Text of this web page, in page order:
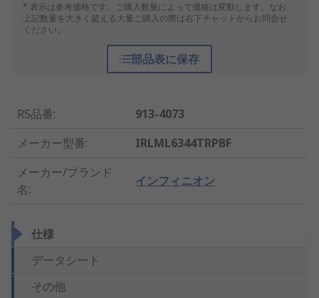
* 表示は参考価格です。ご購入数量によって価格は変動します。なお、
上記数量を大きく超える大量ご購入の際は右下チャットからお問合せ
ください。
部品表に保存
RS品番:
913-4073
メーカー型番:
IRLML6344TRPBF
メーカー/ブランド
名:
インフィニオン
仕様
データシート
その他